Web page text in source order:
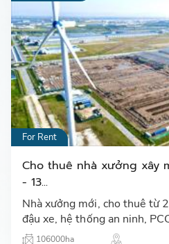
For Rent
Cho thuê nhà xưởng xây
- 13...
Nhà xưởng mới, cho thuê từ
đậu xe, hệ thống an ninh,
lượng mặt trời, văn phòng,
106000ha